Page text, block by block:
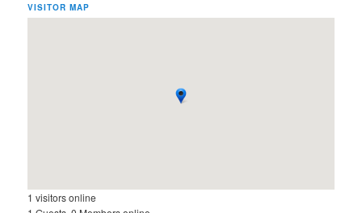
VISITOR MAP
1 visitors online